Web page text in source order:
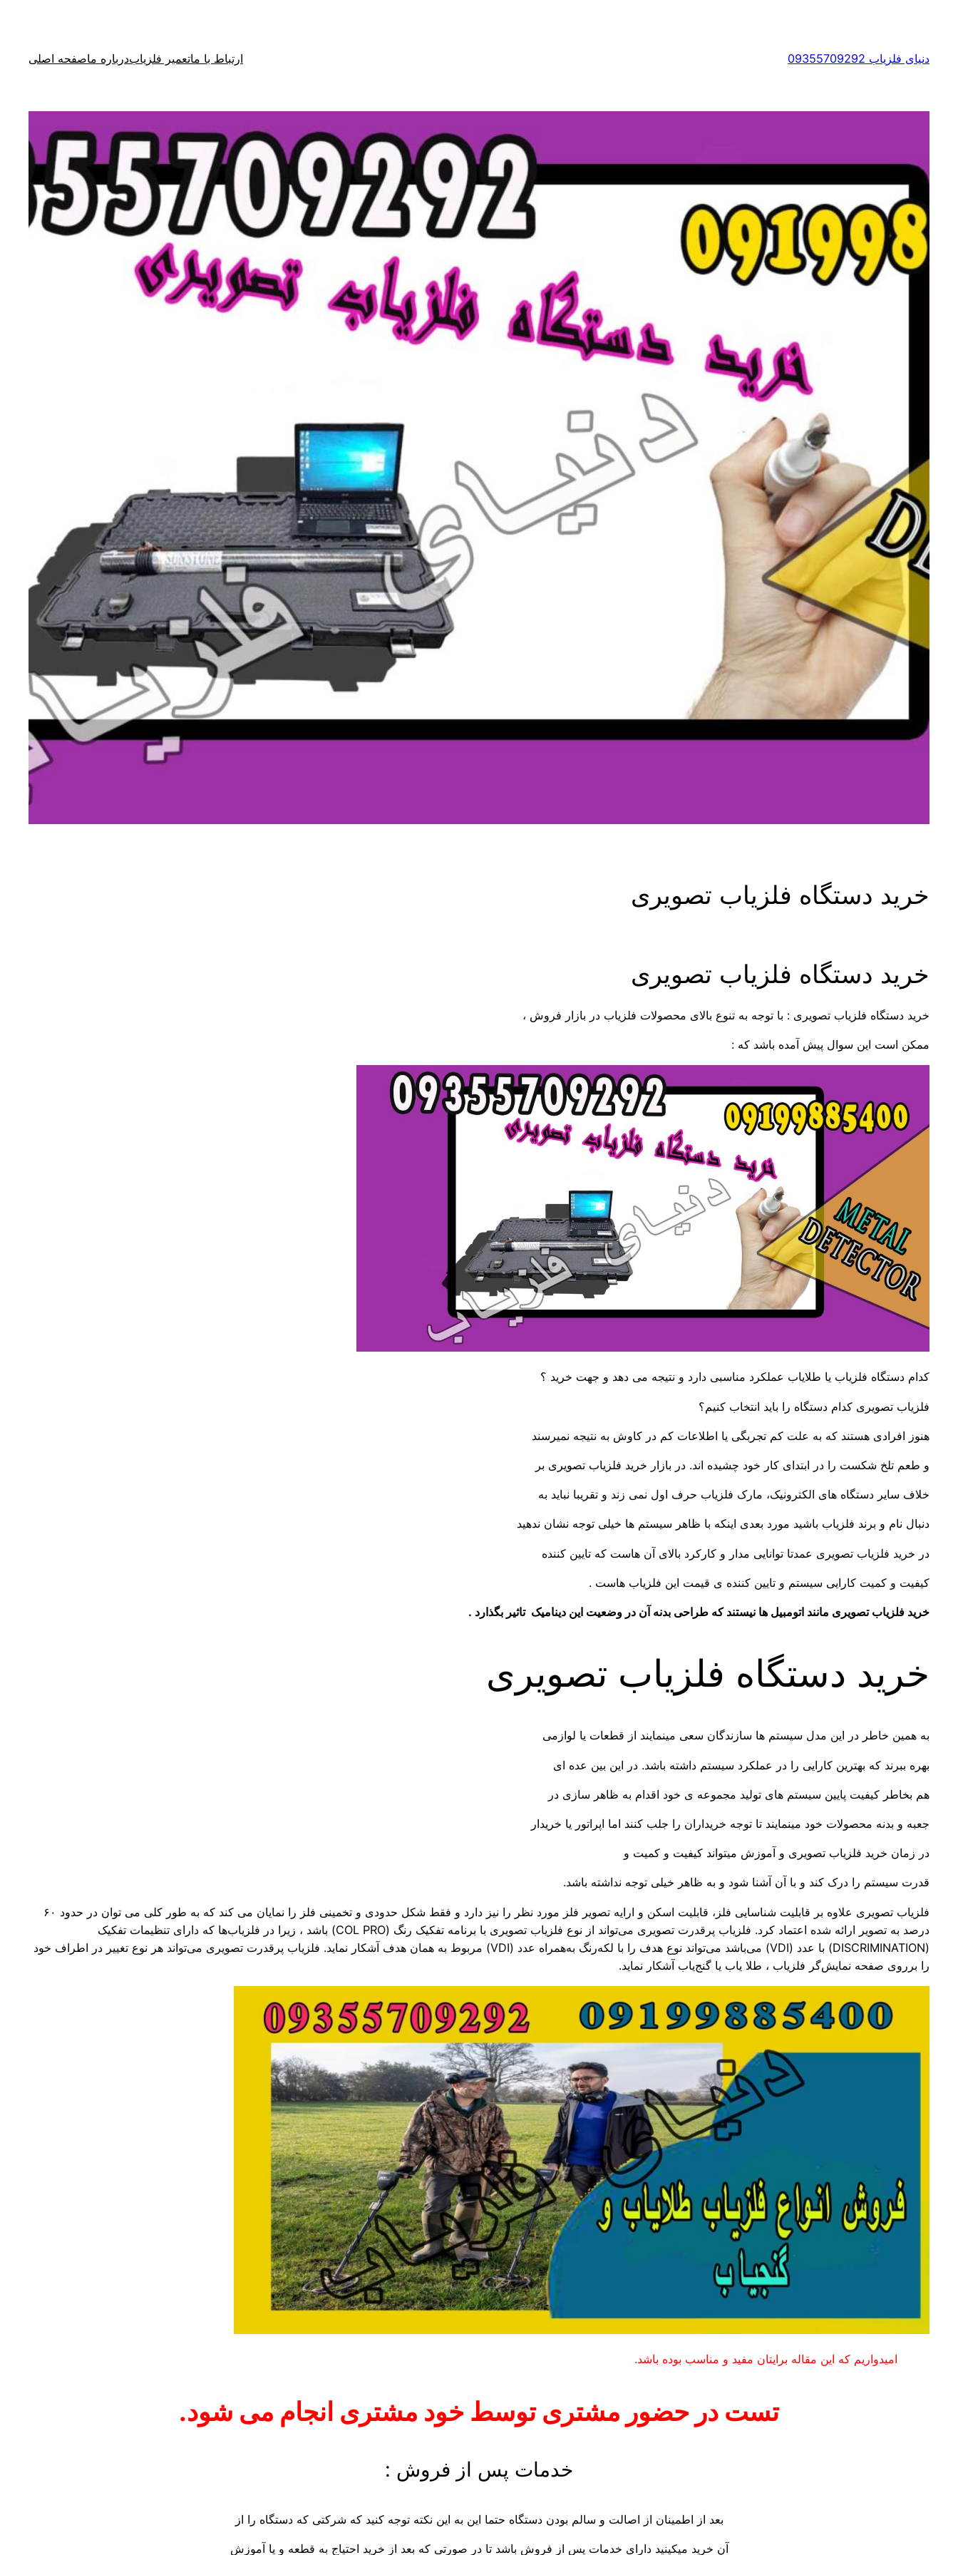
دنیای فلزیاب 09355709292 ارتباط با ماتعمیر فلزیابدرباره ماصفحه اصلی
خرید دستگاه فلزیاب تصویری
خرید دستگاه فلزیاب تصویری
خرید دستگاه فلزیاب تصویری : با توجه به تنوع بالای محصولات فلزیاب در بازار فروش ،
ممکن است این سوال پیش آمده باشد که :
کدام دستگاه فلزیاب یا طلایاب عملکرد مناسبی دارد و نتیجه می دهد و جهت خرید ؟
فلزیاب تصویری کدام دستگاه را باید انتخاب کنیم؟
هنوز افرادی هستند که به علت کم تجربگی یا اطلاعات کم در کاوش به نتیجه نمیرسند
و طعم تلخ شکست را در ابتدای کار خود چشیده اند. در بازار خرید فلزیاب تصویری بر
خلاف سایر دستگاه های الکترونیک، مارک فلزیاب حرف اول نمی زند و تقریبا نباید به
دنبال نام و برند فلزیاب باشید مورد بعدی اینکه با ظاهر سیستم ها خیلی توجه نشان ندهید
در خرید فلزیاب تصویری عمدتا توانایی مدار و کارکرد بالای آن هاست که تایین کننده
کیفیت و کمیت کارایی سیستم و تایین کننده ی قیمت این فلزیاب هاست .
خرید فلزیاب تصویری مانند اتومبیل ها نیستند که طراحی بدنه آن در وضعیت این دینامیک تاثیر بگذارد .
خرید دستگاه فلزیاب تصویری
به همین خاطر در این مدل سیستم ها سازندگان سعی مینمایند از قطعات یا لوازمی
بهره ببرند که بهترین کارایی را در عملکرد سیستم داشته باشد. در این بین عده ای
هم بخاطر کیفیت پایین سیستم های تولید مجموعه ی خود اقدام به ظاهر سازی در
جعبه و بدنه محصولات خود مینمایند تا توجه خریداران را جلب کنند اما اپراتور یا خریدار
در زمان خرید فلزیاب تصویری و آموزش میتواند کیفیت و کمیت و
قدرت سیستم را درک کند و با آن آشنا شود و به ظاهر خیلی توجه نداشته باشد.
فلزیاب تصویری علاوه بر قابلیت شناسایی فلز، قابلیت اسکن و ارایه تصویر فلز مورد نظر را نیز دارد و فقط شکل حدودی و تخمینی فلز را نمایان می کند که به طور کلی می توان در حدود ۶۰
درصد به تصویر ارائه شده اعتماد کرد. فلزیاب پرقدرت تصویری می‌تواند از نوع فلزیاب تصویری با برنامه تفکیک رنگ (COL PRO) باشد ، زیرا در فلزیاب‌ها که دارای تنظیمات تفکیک
(DISCRIMINATION) با عدد (VDI) می‌باشد می‌تواند نوع هدف را با لکه‌رنگ به‌همراه عدد (VDI) مربوط به همان هدف آشکار نماید. فلزیاب پرقدرت تصویری می‌تواند هر نوع تغییر در اطراف خود
را بر‌روی صفحه نمایش‌گر فلزیاب ، طلا یاب یا گنج‌یاب آشکار نماید.
امیدواریم که این مقاله برایتان مفید و مناسب بوده باشد.
تست در حضور مشتری توسط خود مشتری انجام می شود.
خدمات پس از فروش :
بعد از اطمینان از اصالت و سالم بودن دستگاه حتما این به این نکته توجه کنید که شرکتی که دستگاه را از
آن خرید میکینید دارای خدمات پس از فروش باشد تا در صورتی که بعد از خرید احتیاج به قطعه و یا آموزش